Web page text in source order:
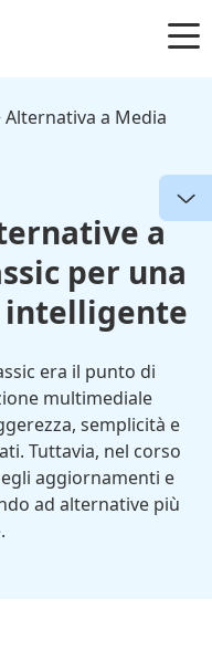
Alternativa a Media
a
per una
intelligente
era il punto di
multimediale
semplicità e
Tuttavia, nel corso
aggiornamenti e
ad alternative più